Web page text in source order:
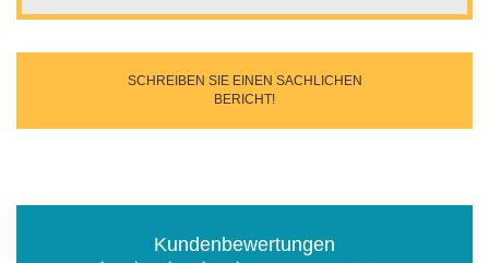
SCHREIBEN SIE EINEN SACHLICHEN
BERICHT!
Kundenbewertungen